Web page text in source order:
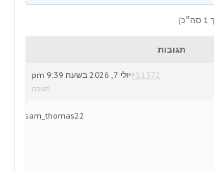
תגובות
יולי 7, 2026 בשעה 9:39 pm#51372
תגובה
sam_thomas22